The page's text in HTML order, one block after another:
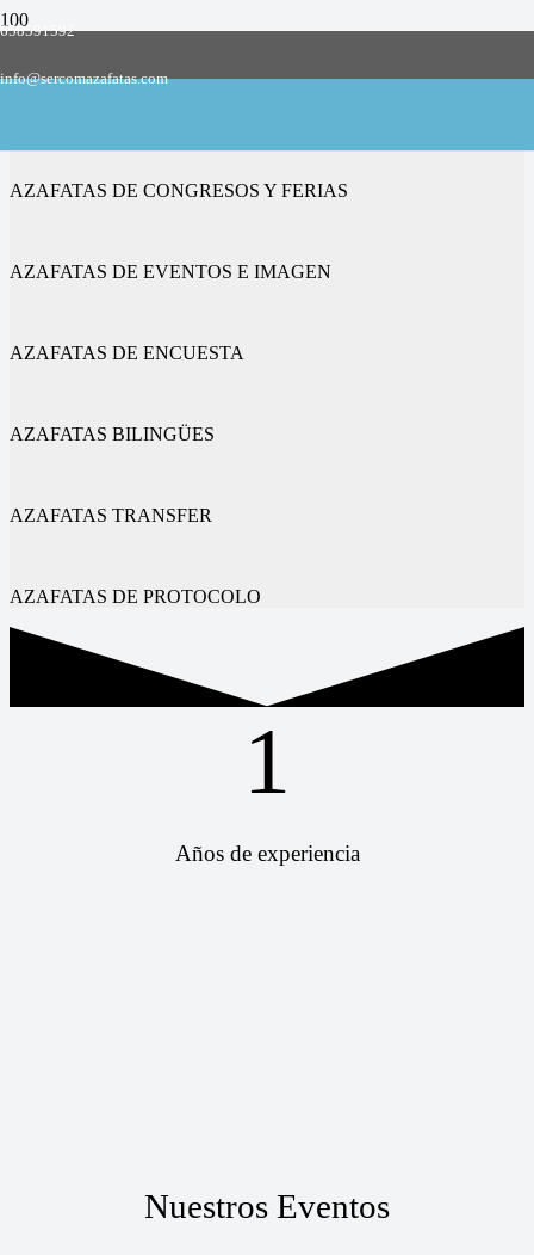
658591592
info@sercomazafatas.com
AZAFATAS DE CONGRESOS Y FERIAS
AZAFATAS DE EVENTOS E IMAGEN
AZAFATAS DE ENCUESTA
AZAFATAS BILINGÜES
AZAFATAS TRANSFER
AZAFATAS DE PROTOCOLO
1
Años de experiencia
Nuestros Eventos